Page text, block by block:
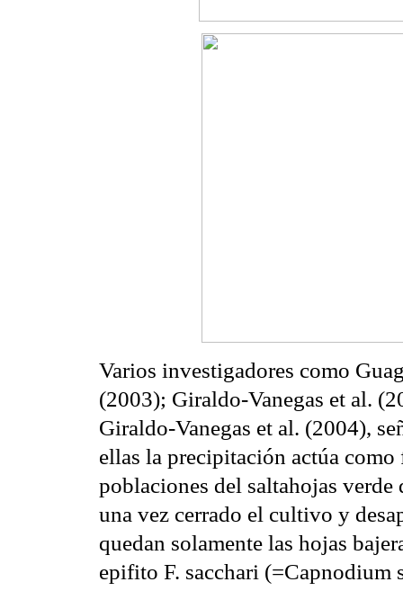
Varios investigadores como
(2003); Giraldo-Vanegas et al.
Giraldo-Vanegas et al. (2004),
ellas la precipitación actúa
poblaciones del saltahojas verde
una vez cerrado el cultivo y
quedan solamente las hojas
epifito F. sacchari (=Capnodium